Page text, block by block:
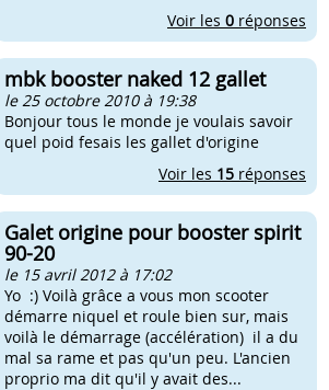
Voir les 0 réponses
mbk booster naked 12 gallet
le 25 octobre 2010 à 19:38
Bonjour tous le monde je voulais savoir
quel poid fesais les gallet d'origine
Voir les 15 réponses
Galet origine pour booster spirit
90-20
le 15 avril 2012 à 17:02
Yo :) Voilà grâce a vous mon scooter
démarre niquel et roule bien sur, mais
voilà le démarrage (accélération) il a du
mal sa rame et pas qu'un peu. L'ancien
proprio ma dit qu'il y avait des...